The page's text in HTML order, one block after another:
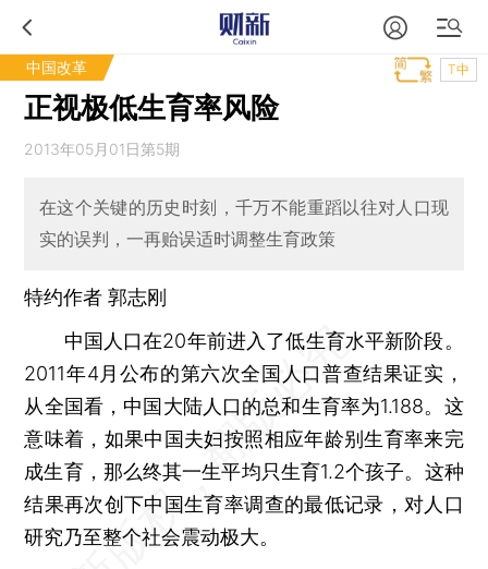
中国改革 T中
正视极低生育率风险
2013年05月01日第5期
在这个关键的历史时刻，千万不能重蹈以往对人口现
实的误判，一再贻误适时调整生育政策
特约作者 郭志刚
中国人口在20年前进入了低生育水平新阶段。
2011年4月公布的第六次全国人口普查结果证实，
从全国看，中国大陆人口的总和生育率为1.188。这
意味着，如果中国夫妇按照相应年龄别生育率来完
成生育，那么终其一生平均只生育1.2个孩子。这种
结果再次创下中国生育率调查的最低记录，对人口
研究乃至整个社会震动极大。